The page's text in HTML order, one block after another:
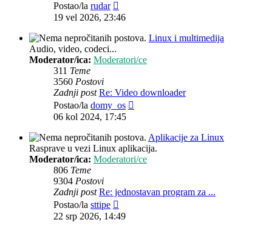
Postao/la rudar
post
19 vel 2026, 23:46
Linux i multimedija
Audio, video, codeci...
Moderator/ica: Moderatori/ce
311 Teme
3560 Postovi
Zadnji post Re: Video downloader
Postao/la domy_os
06 kol 2024, 17:45
Aplikacije za Linux
Rasprave u vezi Linux aplikacija.
Moderator/ica: Moderatori/ce
806 Teme
9304 Postovi
Zadnji post Re: jednostavan program za ...
Postao/la sttipe
post
22 srp 2026, 14:49